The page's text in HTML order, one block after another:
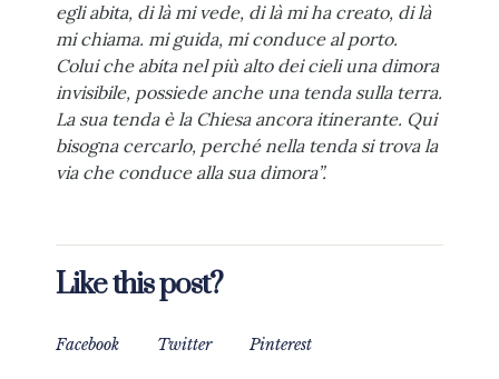
egli abita, di là mi vede, di là mi ha creato, di là
mi chiama. mi guida, mi conduce al porto.
Colui che abita nel più alto dei cieli una dimora
invisibile, possiede anche una tenda sulla terra.
La sua tenda è la Chiesa ancora itinerante. Qui
bisogna cercarlo, perché nella tenda si trova la
via che conduce alla sua dimora”.
Like this post?
Facebook Twitter Pinterest